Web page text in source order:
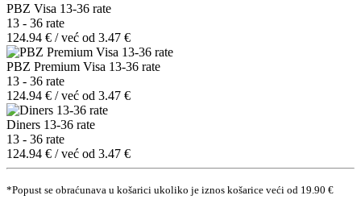
PBZ Visa 13-36 rate
13 - 36 rate
124.94 € / već od 3.47 €
PBZ Premium Visa 13-36 rate
13 - 36 rate
124.94 € / već od 3.47 €
Diners 13-36 rate
13 - 36 rate
124.94 € / već od 3.47 €
*Popust se obraćunava u košarici ukoliko je iznos košarice veći od 19.90 €